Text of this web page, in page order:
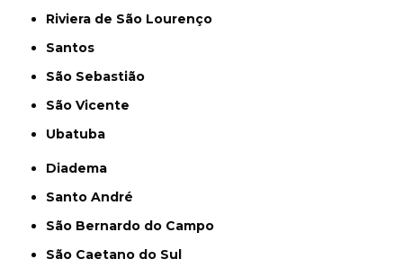
Riviera de São Lourenço
Santos
São Sebastião
São Vicente
Ubatuba
Diadema
Santo André
São Bernardo do Campo
São Caetano do Sul